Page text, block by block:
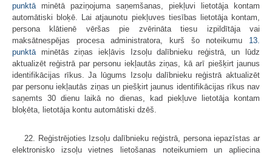
punktā minētā paziņojuma saņemšanas, piekļuvi lietotāja kontam
automātiski bloķē. Lai atjaunotu piekļuves tiesības lietotāja kontam,
persona klātienē vēršas pie zvērināta tiesu izpildītāja vai
maksātnespējas procesa administratora, kurš šo noteikumu 13.
punktā minētās ziņas iekļāvis Izsoļu dalībnieku reģistrā, un lūdz
aktualizēt reģistrā par personu iekļautās ziņas, kā arī piešķirt jaunus
identifikācijas rīkus. Ja lūgums Izsoļu dalībnieku reģistrā aktualizēt
par personu iekļautās ziņas un piešķirt jaunus identifikācijas rīkus nav
saņemts 30 dienu laikā no dienas, kad piekļuve lietotāja kontam
bloķēta, lietotāja kontu automātiski dzēš.
22. Reģistrējoties Izsoļu dalībnieku reģistrā, persona iepazīstas ar
elektronisko izsoļu vietnes lietošanas noteikumiem un apliecina